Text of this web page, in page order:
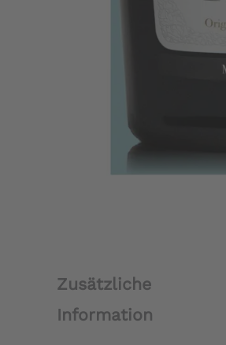
Zusätzliche
Information